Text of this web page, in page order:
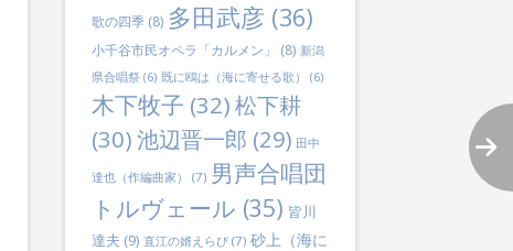
歌の四季(8) 多田武彦 (36)
小千谷市民オペラ「カルメン」 (8) 新潟
県合唱祭(6) 既に鴎は（海に寄せる歌） (6)
木下牧子 (32)松下耕
(30)池辺晋一郎 (29) 田中
達也（作編曲家） (7) 男声合唱団
トルヴェール (35) 皆川
達夫 (9) 直江の婿えらび(7) 砂上（海に